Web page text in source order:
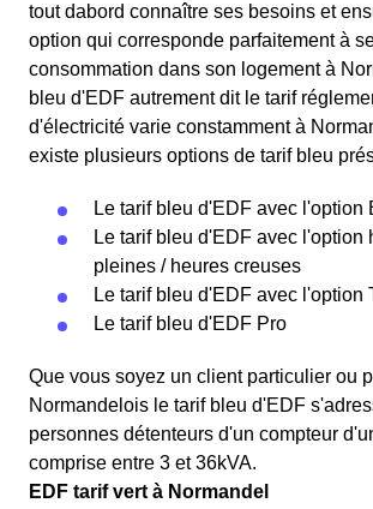
tout dabord connaître ses besoins et
option qui corresponde parfaitement à
consommation dans son logement à
bleu d'EDF autrement dit le tarif
d'électricité varie constamment à
existe plusieurs options de tarif bleu
Le tarif bleu d'EDF avec l'option
Le tarif bleu d'EDF avec l'option
pleines / heures creuses
Le tarif bleu d'EDF avec l'option
Le tarif bleu d'EDF Pro
Que vous soyez un client particulier ou
Normandelois le tarif bleu d'EDF
personnes détenteurs d'un compteur
comprise entre 3 et 36kVA.
EDF tarif vert à Normandel